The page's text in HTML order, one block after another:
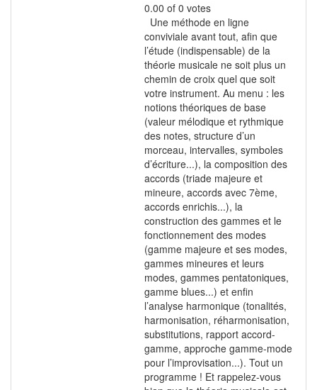
0.00 of 0 votes
Une méthode en ligne
conviviale avant tout, afin que
l’étude (indispensable) de la
théorie musicale ne soit plus un
chemin de croix quel que soit
votre instrument. Au menu : les
notions théoriques de base
(valeur mélodique et rythmique
des notes, structure d’un
morceau, intervalles, symboles
d’écriture...), la composition des
accords (triade majeure et
mineure, accords avec 7ème,
accords enrichis...), la
construction des gammes et le
fonctionnement des modes
(gamme majeure et ses modes,
gammes mineures et leurs
modes, gammes pentatoniques,
gamme blues...) et enfin
l’analyse harmonique (tonalités,
harmonisation, réharmonisation,
substitutions, rapport accord-
gamme, approche gamme-mode
pour l’improvisation...). Tout un
programme ! Et rappelez-vous